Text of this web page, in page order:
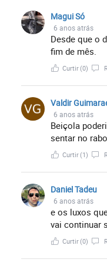
Magui Só
6 anos atrás
Desde que o
fim de mês.
Curtir(0)
Valdir
6 anos atrás
Beiçola
sentar no
Curtir(1)
Daniel Tadeu
6 anos atrás
e os luxos
vai continuar
Curtir(0)